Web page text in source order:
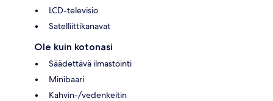
LCD-televisio
Satelliittikanavat
Ole kuin kotonasi
Säädettävä ilmastointi
Minibaari
Kahvin-/vedenkeitin